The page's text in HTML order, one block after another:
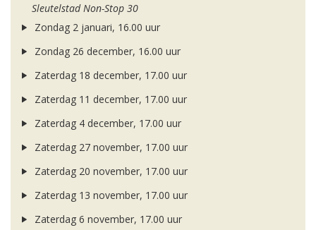
Sleutelstad Non-Stop 30
Zondag 2 januari, 16.00 uur
Zondag 26 december, 16.00 uur
Zaterdag 18 december, 17.00 uur
Zaterdag 11 december, 17.00 uur
Zaterdag 4 december, 17.00 uur
Zaterdag 27 november, 17.00 uur
Zaterdag 20 november, 17.00 uur
Zaterdag 13 november, 17.00 uur
Zaterdag 6 november, 17.00 uur